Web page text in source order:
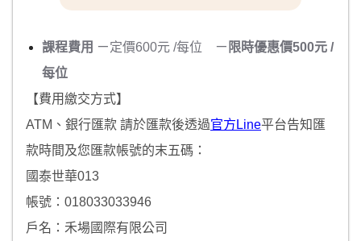
課程費用 ㄧ定價600元 /每位 ㄧ 限時優惠價500元 /
每位
【費用繳交方式】
ATM、銀行匯款 請於匯款後透過官方Line平台告知匯
款時間及您匯款帳號的末五碼：
國泰世華013
帳號：018033033946
戶名：禾場國際有限公司